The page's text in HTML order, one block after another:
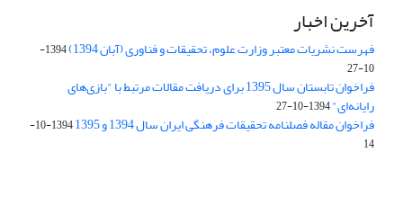
آخرین اخبار
فهرست نشریات معتبر وزارت علوم، تحقیقات و فناوری (آبان 1394)
1394-
10-27
فراخوان تابستان سال 1395 برای دریافت مقالات مرتبط با "بازی‌های
رایانه‌ای"1394-10-27
فراخوان مقاله فصلنامه تحقیقات فرهنگی ایران سال 1394 و 1395
1394-10-
14